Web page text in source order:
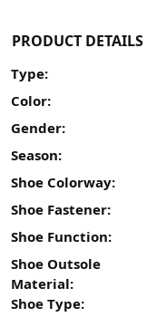
PRODUCT DETAILS
Type:
Color:
Gender:
Season:
Shoe Colorway:
Shoe Fastener:
Shoe Function:
Shoe Outsole
Material:
Shoe Type: